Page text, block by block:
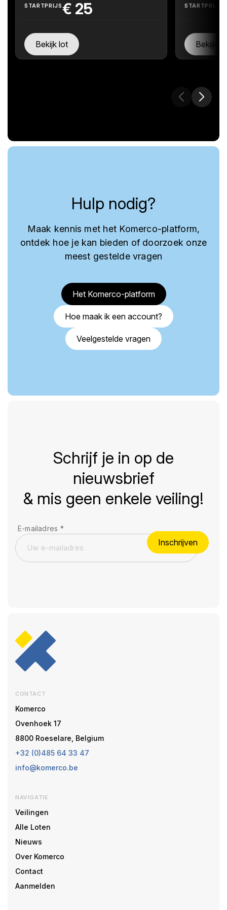
STARTPRIJS€ 25
Bekijk lot
STARTPRIJS
Bekijk
Hulp nodig?
Maak kennis met het Komerco-platform,
ontdek hoe je kan bieden of doorzoek onze
meest gestelde vragen
Het Komerco-platform
Hoe maak ik een account?
Veelgestelde vragen
Schrijf je in op de
nieuwsbrief
& mis geen enkele veiling!
E-mailadres *
Inschrijven
CONTACT
Komerco
Ovenhoek 17
8800 Roeselare, Belgium
+32 (0)485 64 33 47
info@komerco.be
NAVIGATIE
Veilingen
Alle Loten
Nieuws
Over Komerco
Contact
Aanmelden